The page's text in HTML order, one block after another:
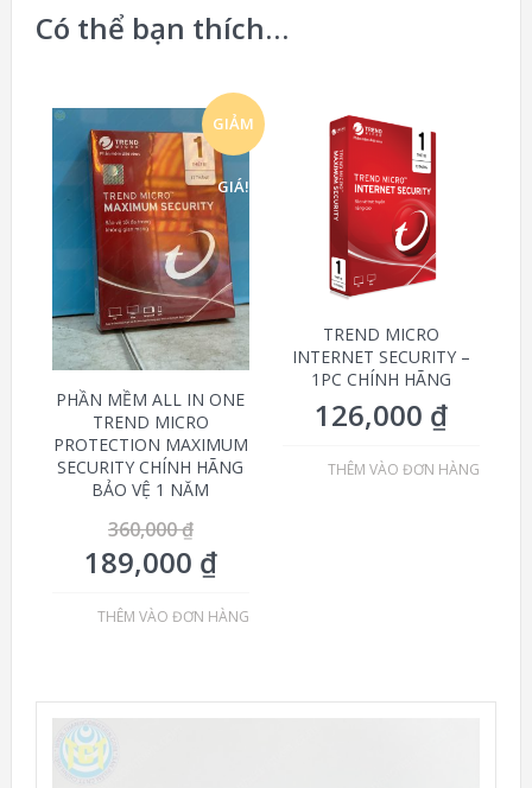
Có thể bạn thích…
GIẢM
GIÁ!
PHẦN MỀM ALL IN ONE
TREND MICRO
PROTECTION MAXIMUM
SECURITY CHÍNH HÃNG
BẢO VỆ 1 NĂM
360,000₫
189,000 ₫
THÊM VÀO ĐƠN HÀNG
TREND MICRO
INTERNET SECURITY –
1PC CHÍNH HÃNG
126,000 ₫
THÊM VÀO ĐƠN HÀNG